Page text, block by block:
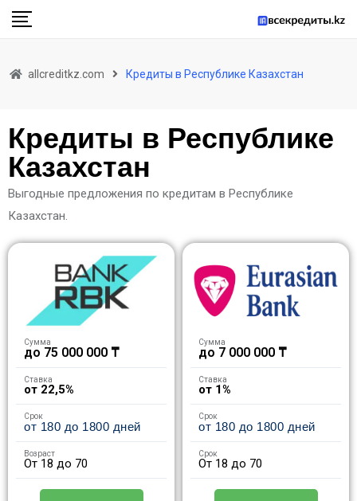
allcreditkz.com Кредиты в Республике Казахстан
Кредиты в Республике
Казахстан
Выгодные предложения по кредитам в Республике
Казахстан.
Сумма
до 75 000 000 ₸
Ставка
от 22,5%
Срок
от 180 до 1800 дней
Возраст
От 18 до 70
Сумма
до 7 000 000 ₸
Ставка
от 1%
Срок
от 180 до 1800 дней
Срок
От 18 до 70